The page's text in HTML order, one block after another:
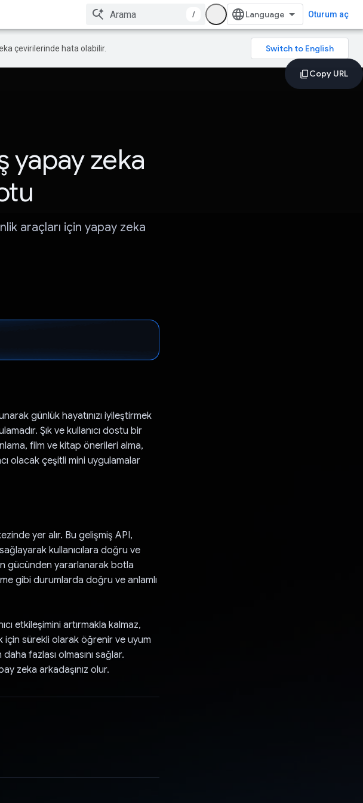
/ Oturum aç
çevirilerinde hata olabilir.
yapay zeka
araçları için yapay zeka
günlük hayatınızı iyileştirmek
Şık ve kullanıcı dostu bir
film ve kitap önerileri alma,
olacak çeşitli mini uygulamalar
yer alır. Bu gelişmiş API,
kullanıcılara doğru ve
gücünden yararlanarak botla
gibi durumlarda doğru ve anlamlı
etkileşimini artırmakla kalmaz,
için sürekli olarak öğrenir ve uyum
fazlası olmasını sağlar.
zeka arkadaşınız olur.